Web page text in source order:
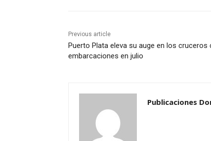
Previous article
Puerto Plata eleva su auge en los cruceros
embarcaciones en julio
Publicaciones